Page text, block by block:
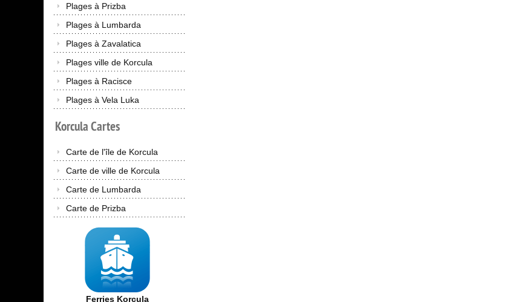
Plages à Prizba
Plages à Lumbarda
Plages à Zavalatica
Plages ville de Korcula
Plages à Racisce
Plages à Vela Luka
KorculaCartes
Carte de l'île de Korcula
Carte de ville de Korcula
Carte de Lumbarda
Carte de Prizba
Ferries Korcula